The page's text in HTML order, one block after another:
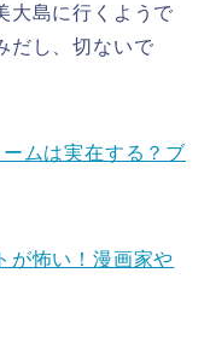
大島に行くようで
だし、切ないで
ムは実在する？ブ
が怖い！漫画家や